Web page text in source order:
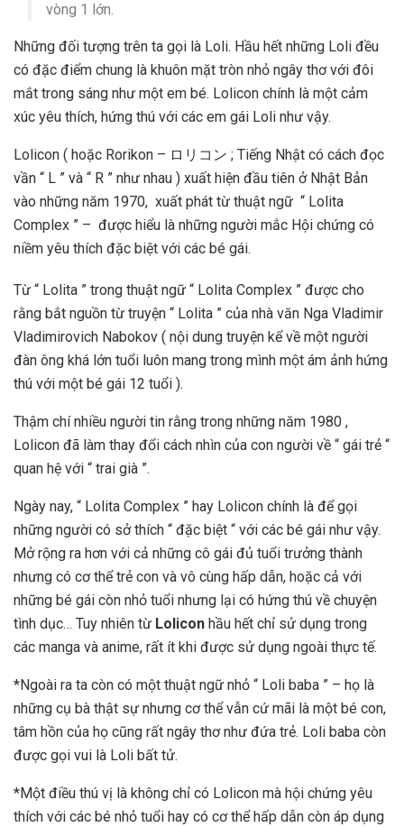
vòng 1 lớn.
Những đối tượng trên ta gọi là Loli. Hầu hết những Loli đều
có đặc điểm chung là khuôn mặt tròn nhỏ ngây thơ với đôi
mắt trong sáng như một em bé. Lolicon chính là một cảm
xúc yêu thích, hứng thú với các em gái Loli như vậy.
Lolicon ( hoặc Rorikon – ロリコン ; Tiếng Nhật có cách đọc
vần “ L ” và “ R ” như nhau ) xuất hiện đầu tiên ở Nhật Bản
vào những năm 1970, xuất phát từ thuật ngữ “ Lolita
Complex ” – được hiểu là những người mắc Hội chứng có
niềm yêu thích đặc biệt với các bé gái.
Từ “ Lolita ” trong thuật ngữ “ Lolita Complex ” được cho
rằng bắt nguồn từ truyện “ Lolita ” của nhà văn Nga Vladimir
Vladimirovich Nabokov ( nội dung truyện kể về một người
đàn ông khá lớn tuổi luôn mang trong mình một ám ảnh hứng
thú với một bé gái 12 tuổi ).
Thậm chí nhiều người tin rằng trong những năm 1980 ,
Lolicon đã làm thay đổi cách nhìn của con người về “ gái trẻ “
quan hệ với “ trai già ”.
Ngày nay, “ Lolita Complex ” hay Lolicon chính là để gọi
những người có sở thích “ đặc biệt “ với các bé gái như vậy.
Mở rộng ra hơn với cả những cô gái đủ tuổi trưởng thành
nhưng có cơ thể trẻ con và vô cùng hấp dẫn, hoặc cả với
những bé gái còn nhỏ tuổi nhưng lại có hứng thú về chuyện
tình dục… Tuy nhiên từ Lolicon hầu hết chỉ sử dụng trong
các manga và anime, rất ít khi được sử dụng ngoài thực tế.
*Ngoài ra ta còn có một thuật ngữ nhỏ “ Loli baba ” – họ là
những cụ bà thật sự nhưng cơ thể vẫn cứ mãi là một bé con,
tâm hồn của họ cũng rất ngây thơ như đứa trẻ. Loli baba còn
được gọi vui là Loli bất tử.
*Một điều thú vị là không chỉ có Lolicon mà hội chứng yêu
thích với các bé nhỏ tuổi hay có cơ thể hấp dẫn còn áp dụng